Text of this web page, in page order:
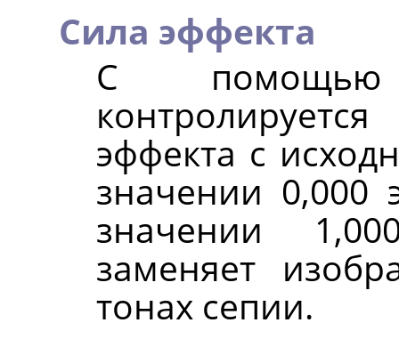
Сила эффекта
С помощью
эффекта с
значении 0,000
значении
заменяет
тонах сепии.